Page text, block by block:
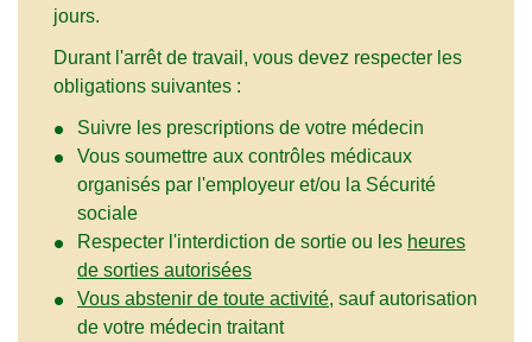
jours.
Durant l'arrêt de travail, vous devez respecter les
obligations suivantes :
Suivre les prescriptions de votre médecin
Vous soumettre aux contrôles médicaux
organisés par l'employeur et/ou la Sécurité
sociale
Respecter l'interdiction de sortie ou les heures
de sorties autorisées
Vous abstenir de toute activité, sauf autorisation
de votre médecin traitant